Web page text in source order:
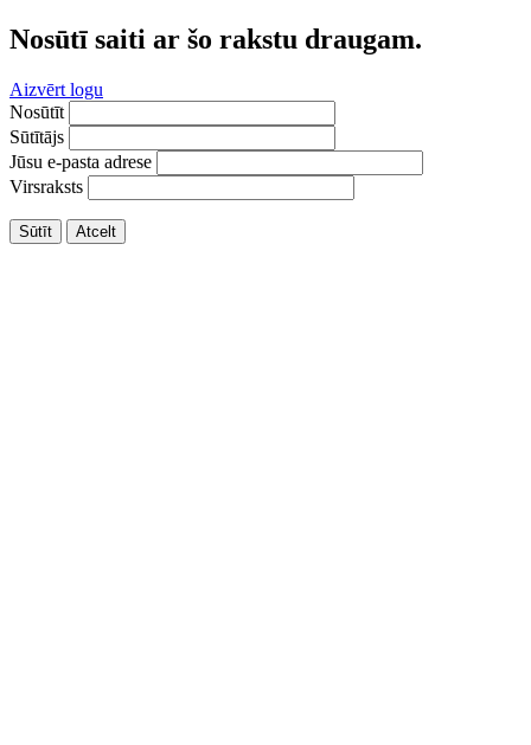
Nosūtī saiti ar šo rakstu draugam.
Aizvērt logu
Nosūtīt
Sūtītājs
Jūsu e-pasta adrese
Virsraksts
Sūtīt Atcelt